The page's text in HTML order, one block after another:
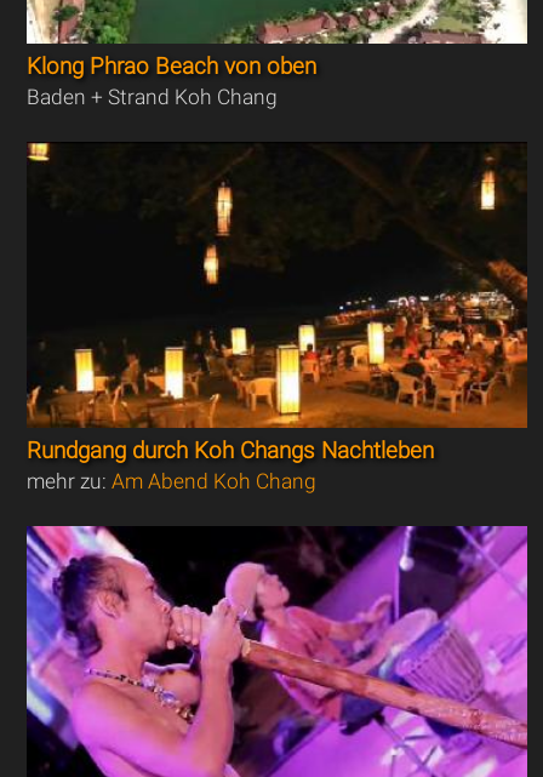
Klong Phrao Beach von oben
Baden + Strand Koh Chang
Rundgang durch Koh Changs Nachtleben
mehr zu:Am Abend Koh Chang